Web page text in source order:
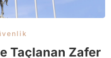
Taçlanan Zafer